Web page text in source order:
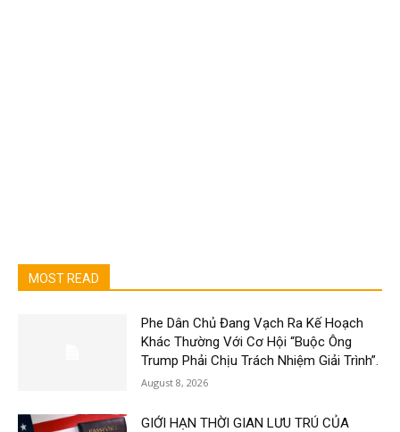
MOST READ
Phe Dân Chủ Đang Vạch Ra Kế Hoạch
Khác Thường Với Cơ Hội “Buộc Ông
Trump Phải Chịu Trách Nhiệm Giải Trình”.
August 8, 2026
GIỚI HẠN THỜI GIAN LƯU TRÚ CỦA